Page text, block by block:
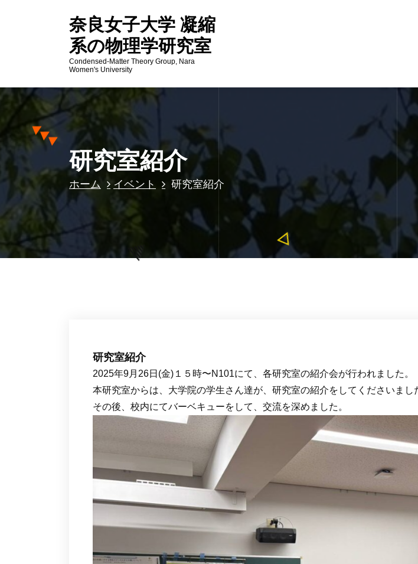
奈良女子大学 凝縮
系の物理学研究室
Condensed-Matter Theory Group, Nara
Women's University
研究室紹介
ホーム イベント 研究室紹介
研究室紹介
2025年9月26日(金)１５時〜N101にて、各研究室の紹介会が行われました。
本研究室からは、大学院の学生さん達が、研究室の紹介をしてくださいまし
その後、校内にてバーベキューをして、交流を深めました。